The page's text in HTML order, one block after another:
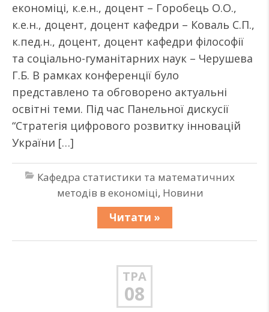
економіці, к.е.н., доцент – Горобець О.О.,
к.е.н., доцент, доцент кафедри – Коваль С.П.,
к.пед.н., доцент, доцент кафедри філософії
та соціально-гуманітарних наук – Черушева
Г.Б. В рамках конференції було
представлено та обговорено актуальні
освітні теми. Під час Панельної дискусії
“Стратегія цифрового розвитку інновацій
України […]
Кафедра статистики та математичних
методів в економіці, Новини
Читати »
ТРА
08